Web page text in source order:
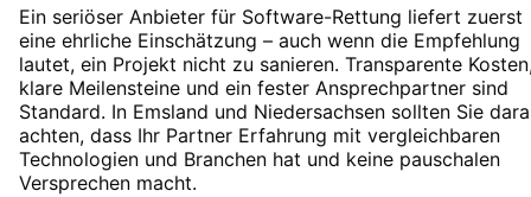
Ein seriöser Anbieter für Software-Rettung liefert zuerst
eine ehrliche Einschätzung – auch wenn die Empfehlung
lautet, ein Projekt nicht zu sanieren. Transparente
klare Meilensteine und ein fester Ansprechpartner sind
Standard. In Emsland und Niedersachsen sollten Sie
achten, dass Ihr Partner Erfahrung mit vergleichbaren
Technologien und Branchen hat und keine pauschalen
Versprechen macht.